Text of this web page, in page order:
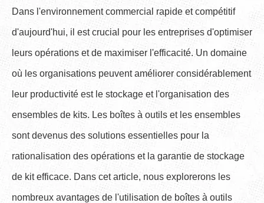
Dans l'environnement commercial rapide et compétitif
d'aujourd'hui, il est crucial pour les entreprises d'optimiser
leurs opérations et de maximiser l'efficacité. Un domaine
où les organisations peuvent améliorer considérablement
leur productivité est le stockage et l'organisation des
ensembles de kits. Les boîtes à outils et les ensembles
sont devenus des solutions essentielles pour la
rationalisation des opérations et la garantie de stockage
de kit efficace. Dans cet article, nous explorerons les
nombreux avantages de l'utilisation de boîtes à outils